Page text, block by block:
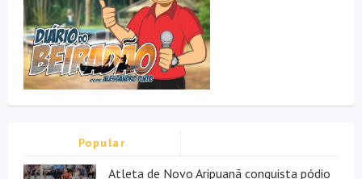
Popular
Atleta de Novo Aripuanã conquista pódio